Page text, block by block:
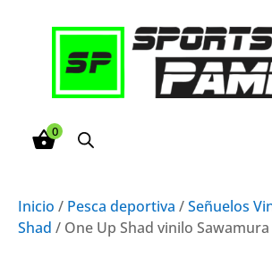
0
Inicio / Pesca deportiva /Señuelos
Shad / One Up Shad vinilo